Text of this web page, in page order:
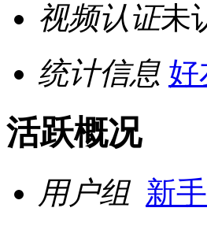
视频认证未
统计信息 好
活跃概况
用户组 新